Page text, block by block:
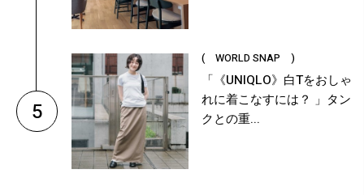
5
( WORLD SNAP )
「《UNIQLO》白Tをおしゃ
れに着こなすには？ 」タン
クとの重...